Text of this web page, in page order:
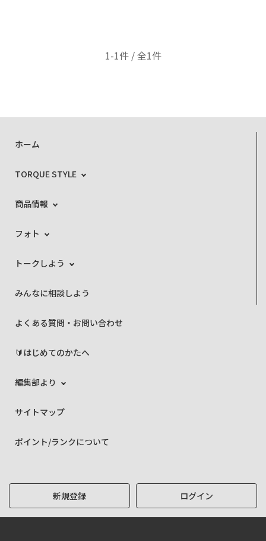
1-1件 / 全1件
ホーム
TORQUE STYLE
商品情報
フォト
トークしよう
みんなに相談しよう
よくある質問・お問い合わせ
🔰はじめてのかたへ
編集部より
サイトマップ
ポイント/ランクについて
新規登録 ログイン